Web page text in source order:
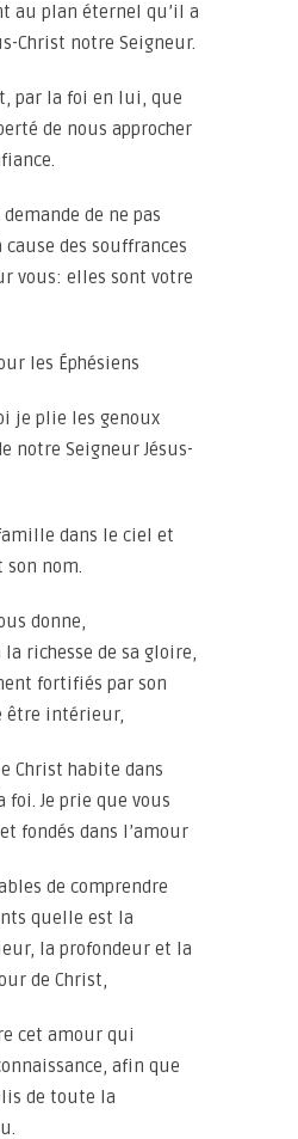
au plan éternel qu’il a
Christ notre Seigneur.
par la foi en lui, que
de nous approcher
de ne pas
cause des souffrances
vous: elles sont votre
les Éphésiens
je plie les genoux
notre Seigneur Jésus-
dans le ciel et
nom.
donne,
richesse de sa gloire,
fortifiés par son
être intérieur,
Christ habite dans
Je prie que vous
fondés dans l’amour
de comprendre
quelle est la
la profondeur et la
de Christ,
cet amour qui
afin que
de toute la